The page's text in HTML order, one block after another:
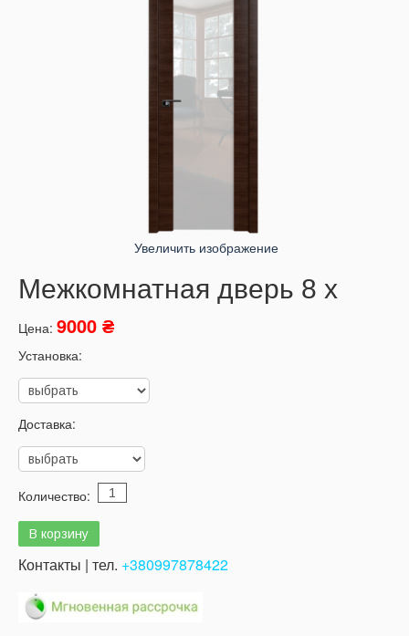
Увеличить изображение
Межкомнатная дверь 8 x
Цена: 9000 ₴
Установка:
Доставка:
Количество:
Контакты | тел. +380997878422